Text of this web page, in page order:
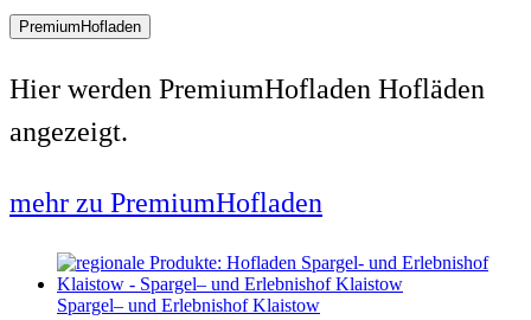
PremiumHofladen
Hier werden PremiumHofladen Hofläden
angezeigt.
mehr zu PremiumHofladen
Spargel– und Erlebnishof Klaistow